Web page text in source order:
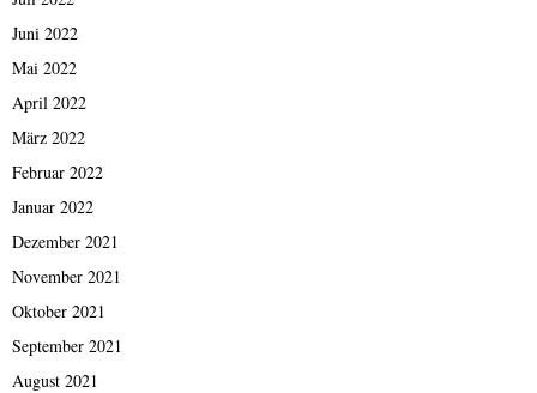
Juni 2022
Mai 2022
April 2022
März 2022
Februar 2022
Januar 2022
Dezember 2021
November 2021
Oktober 2021
September 2021
August 2021